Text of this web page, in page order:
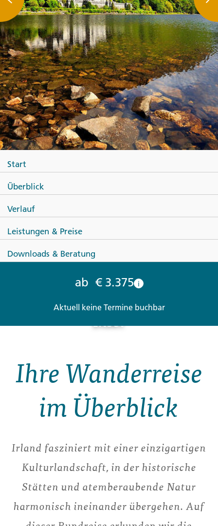
Irland ─ aktiv über die grüne
Insel
Start
Überblick
Verlauf
Leistungen & Preise
Downloads & Beratung
ab € 3.375 i
Aktuell keine Termine buchbar
Ihre Wanderreise
im Überblick
Irland fasziniert mit einer einzigartigen
Kulturlandschaft, in der historische
Stätten und atemberaubende Natur
harmonisch ineinander übergehen. Auf